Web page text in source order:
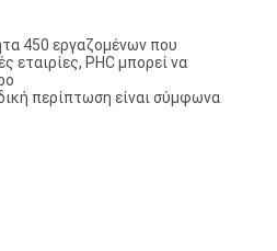
450 εργαζομένων που
εταιρίες, PHC μπορεί να
περίπτωση είναι σύμφωνα